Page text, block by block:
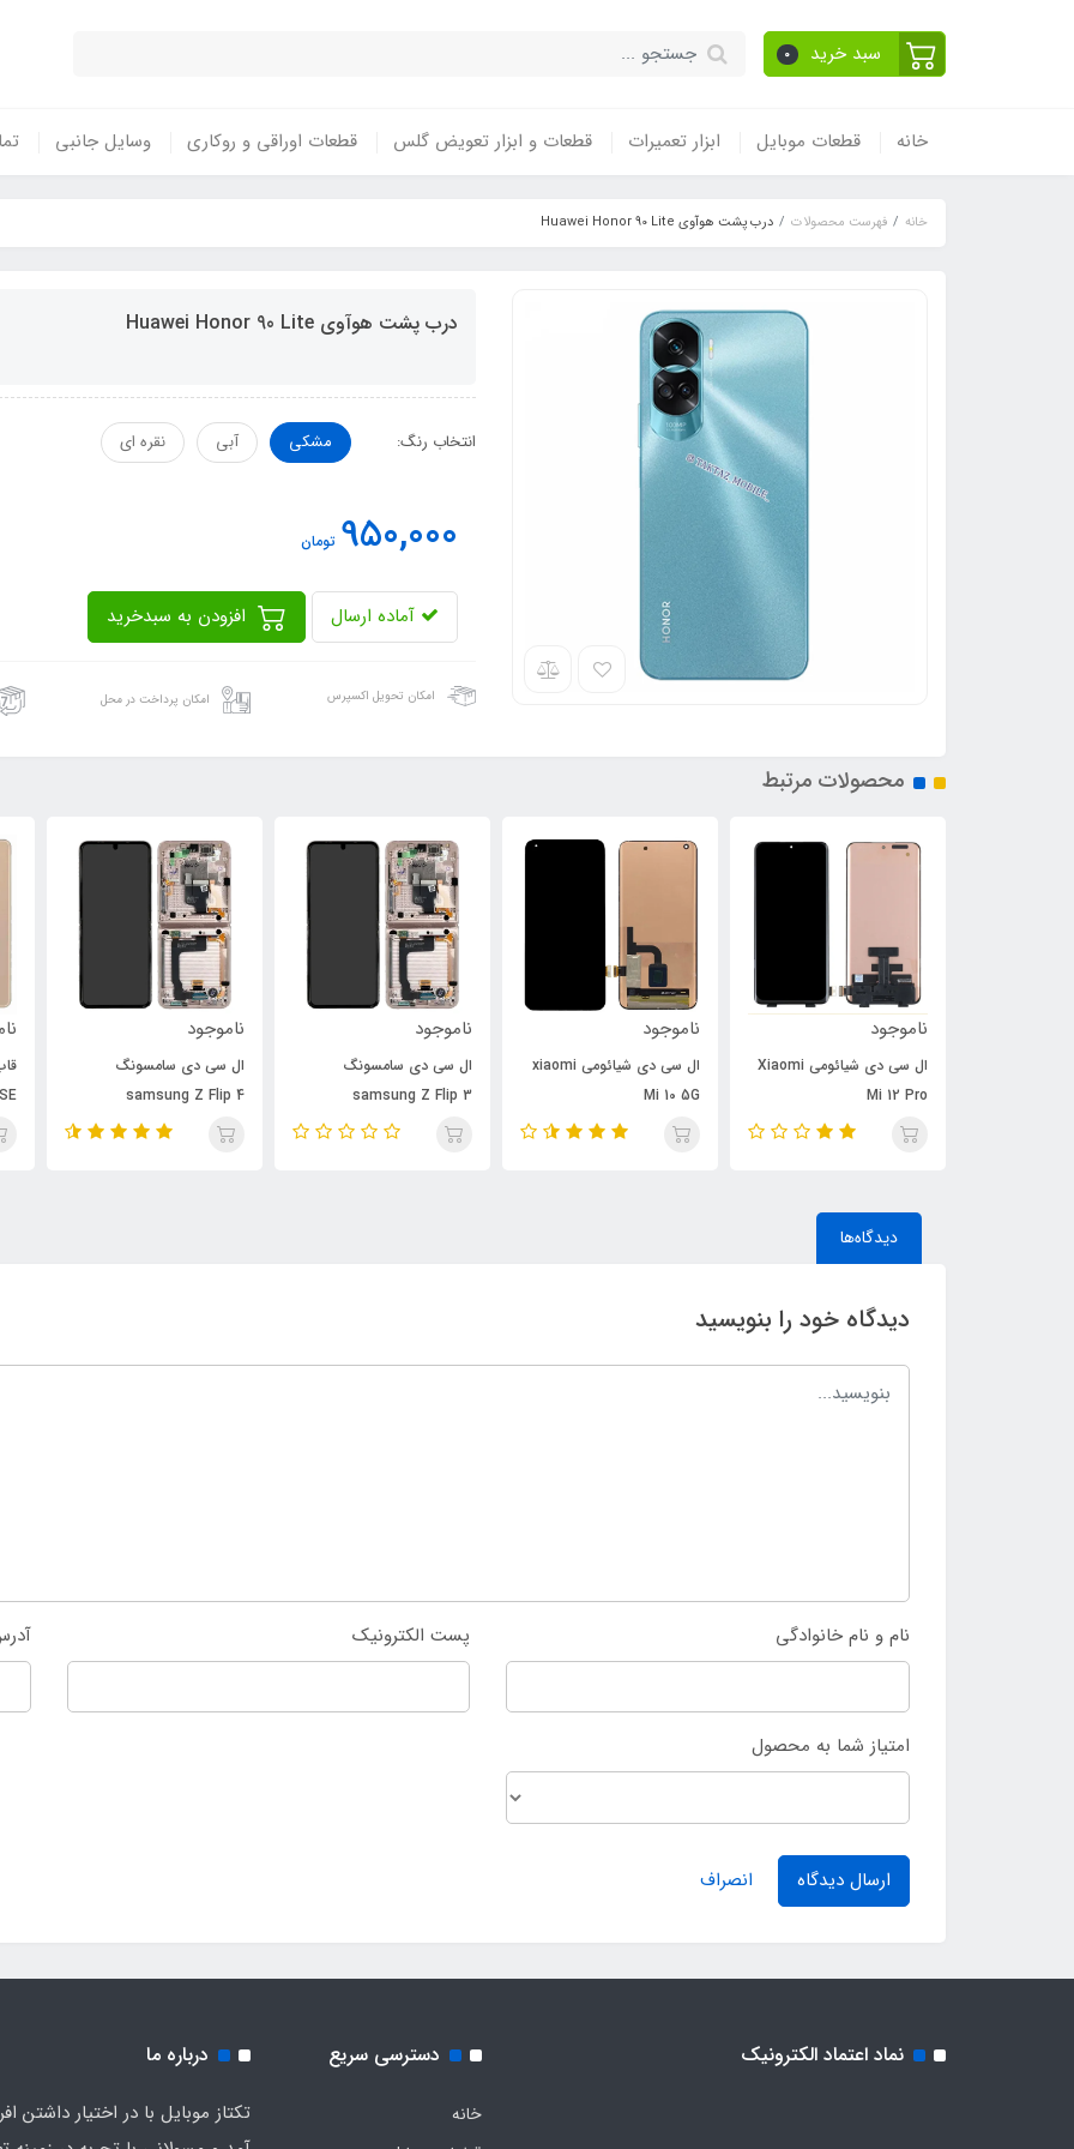
سبد خرید 0
خانه قطعات موبایل ابزار تعمیرات قطعات و ابزار تعویض گلس قطعات اوراقی و روکاری وسایل جانبی
خانه فهرست محصولات درب پشت هوآوی Huawei Honor 90 Lite
درب پشت هوآوی Huawei Honor 90 Lite
انتخاب رنگ: مشکی آبی نقره ای
950,000 تومان
آماده ارسال
امکان تحویل اکسپرس امکان پرداخت در محل
محصولات مرتبط
ناموجود
ال سی دی شیائومی Xiaomi
Mi 12 Pro
ناموجود
ال سی دی شیائومی xiaomi
Mi 10 5G
ناموجود
ال سی دی سامسونگ
samsung Z Flip 3
ناموجود
ال سی دی سامسونگ
samsung Z Flip 4
دیدگاه‌ها
دیدگاه خود را بنویسید
نام و نام خانوادگی پست الکترونیک
امتیاز شما به محصول
ارسال دیدگاه انصراف
نماد اعتماد الکترونیک دسترسی سریع
خانه
درباره ما
تکتاز موبایل با در اختیار داشتن